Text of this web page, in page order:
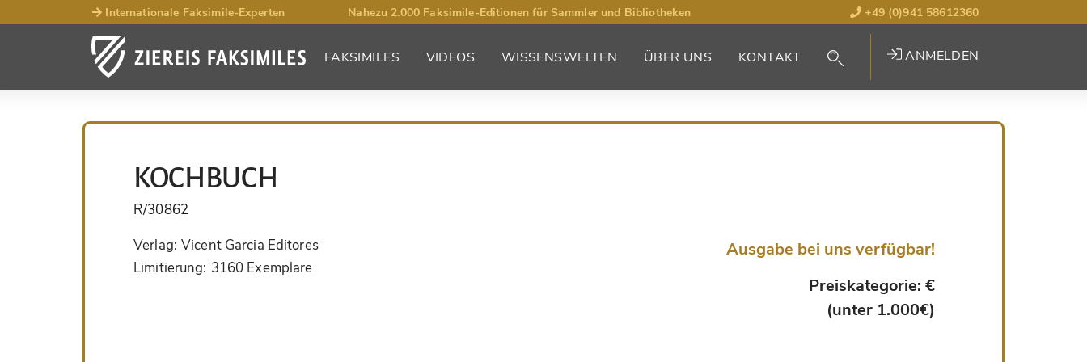
Internationale Faksimile-Experten Nahezu 2.000 Faksimile-Editionen für Sammler und Bibliotheken +49 (0)941 58612360
FAKSIMILES VIDEOS WISSENSWELTEN ÜBER UNS KONTAKT ANMELDEN
KOCHBUCH
R/30862
Verlag: Vicent Garcia Editores
Limitierung: 3160 Exemplare
Ausgabe bei uns verfügbar!
Preiskategorie: €
(unter 1.000€)